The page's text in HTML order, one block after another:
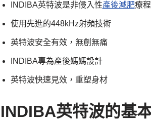
INDIBA英特波是非侵入性產後減肥療程
使用先進的448kHz射頻技術
英特波安全有效，無創無痛
INDIBA專為產後媽媽設計
英特波快速見效，重塑身材
INDIBA英特波的基